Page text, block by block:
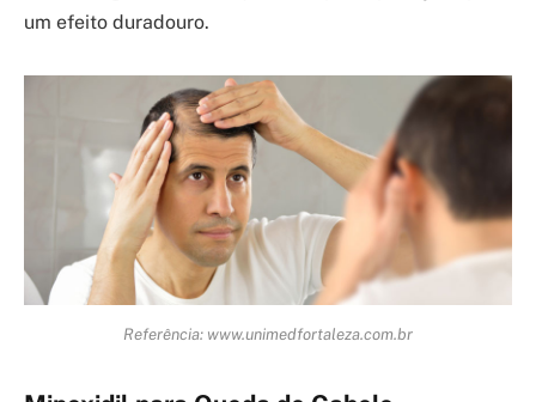
um efeito duradouro.
Referência: www.unimedfortaleza.com.br